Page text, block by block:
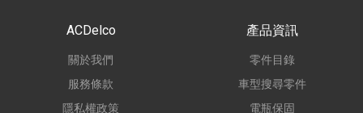
ACDelco
關於我們
服務條款
隱私權政策
產品資訊
零件目錄
車型搜尋零件
電瓶保固